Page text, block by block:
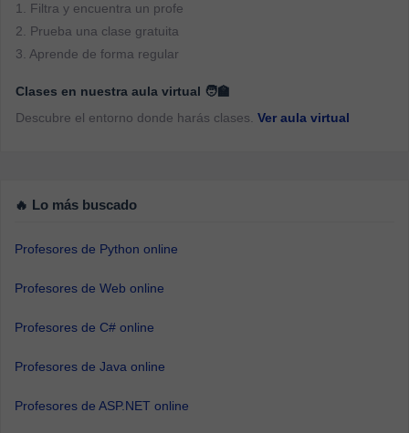
1. Filtra y encuentra un profe
2. Prueba una clase gratuita
3. Aprende de forma regular
Clases en nuestra aula virtual 🧑‍🏫
Descubre el entorno donde harás clases. Ver aula virtual
🔥 Lo más buscado
Profesores de Python online
Profesores de Web online
Profesores de C# online
Profesores de Java online
Profesores de ASP.NET online